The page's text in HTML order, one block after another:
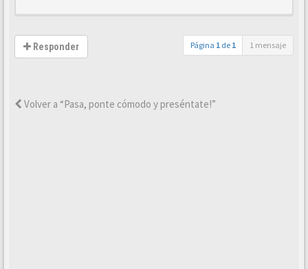
Responder Página 1 de 1 1 mensaje
Volver a “Pasa, ponte cómodo y preséntate!”